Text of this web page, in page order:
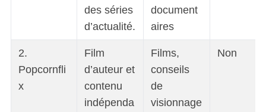
des séries
d’actualité.
document
aires
2.
Popcornfli
x
Film
d’auteur et
contenu
indépenda
Films,
conseils
de
visionnage
Non